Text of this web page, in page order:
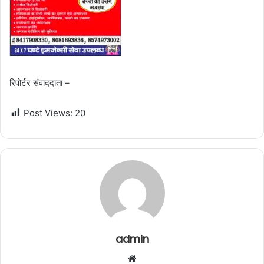
रिपोर्टर संवाददाता –
Post Views: 20
admin